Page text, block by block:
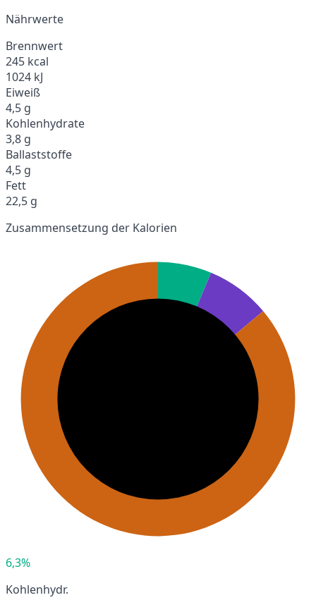
Nährwerte
Brennwert
245 kcal
1024 kJ
Eiweiß
4,5 g
Kohlenhydrate
3,8 g
Ballaststoffe
4,5 g
Fett
22,5 g
Zusammensetzung der Kalorien
6,3%
Kohlenhydr.